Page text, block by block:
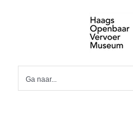
Ga naar...